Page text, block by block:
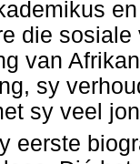
die
van
sy
sy veel
eerste